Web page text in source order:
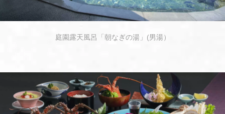
庭園露天風呂「朝なぎの湯」(男湯）